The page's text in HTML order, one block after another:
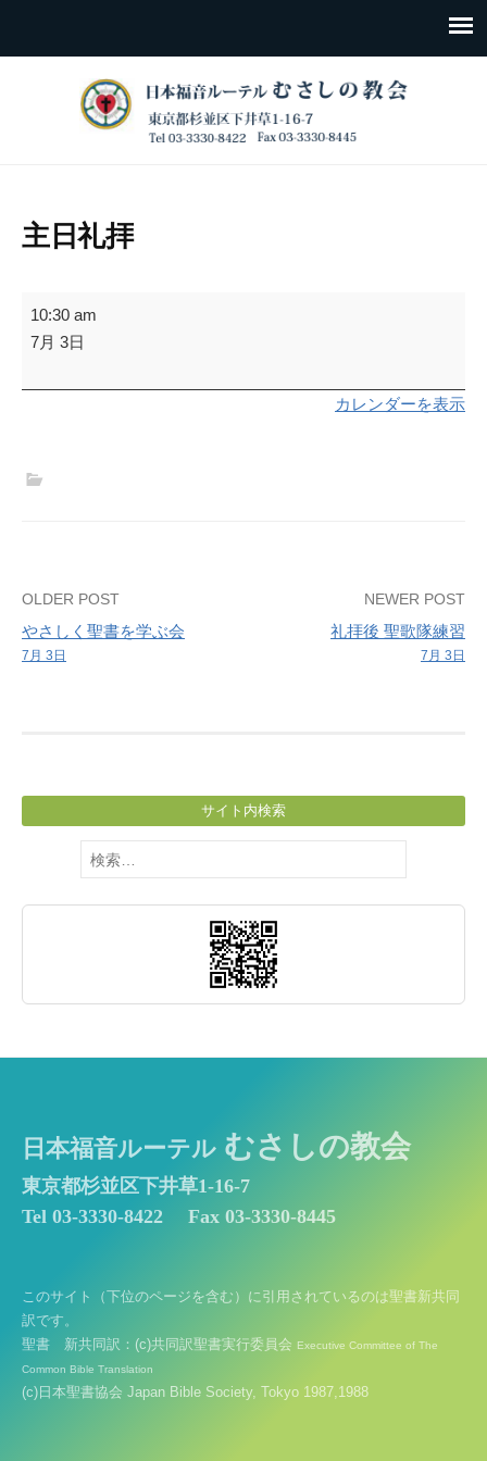
主日礼拝
主
日
拝
10:30 am
7月 3日
カレンダーを表示
Post
navigation
OLDER POST
やさしく聖書を学ぶ会
7月 3日
NEWER POST
礼拝後 聖歌隊練習
7月 3日
サイト内検索
検
索:
日本福音ルーテル むさしの教会
東京都杉並区下井草1-16-7
Tel 03-3330-8422
Fax 03-3330-8445
このサイト（下位のページを含む）に引用されているのは聖書新共同
訳です。
聖書 新共同訳：(c)共同訳聖書実行委員会 Executive Committee of The
Common Bible Translation
(c)日本聖書協会 Japan Bible Society, Tokyo 1987,1988